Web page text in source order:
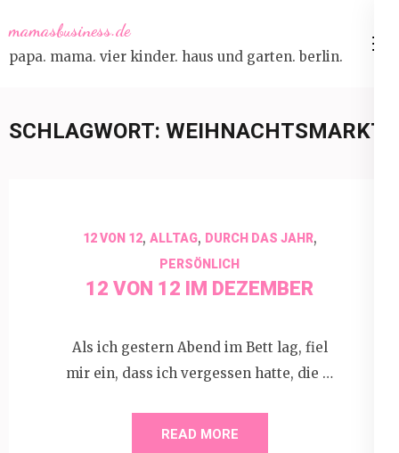
to
content
mamasbusiness.de
papa. mama. vier kinder. haus und garten. berlin.
SCHLAGWORT: WEIHNACHTSMARKT
12 VON 12, ALLTAG, DURCH DAS JAHR,
PERSÖNLICH
12 VON 12 IM DEZEMBER
Als ich gestern Abend im Bett lag, fiel
mir ein, dass ich vergessen hatte, die …
READ MORE